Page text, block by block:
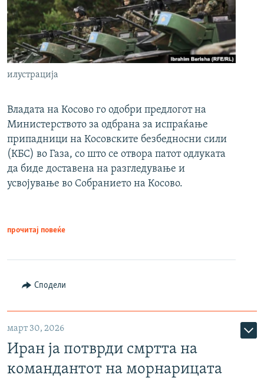
илустрација
Владата на Косово го одобри предлогот на
Министерството за одбрана за испраќање
припадници на Косовските безбедносни сили
(КБС) во Газа, со што се отвора патот одлуката
да биде доставена на разгледување и
усвојување во Собранието на Косово.
прочитај повеќе
Сподели
март 30, 2026
Иран ја потврди смртта на
командантот на морнарицата